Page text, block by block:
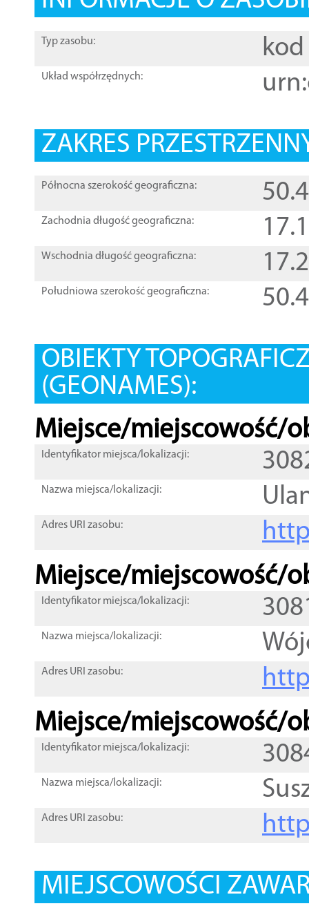
Typ zasobu: kod
Układ współrzędnych:
ZAKRES
Północna szerokość geograficzna:
Zachodnia długość geograficzna:
Wschodnia długość geograficzna:
Południowa szerokość geograficzna:
OBIEKTY
(GEONAMES):
Miejsce/miejscowość/
Identyfikator miejsca/lokalizacji:
Nazwa miejsca/lokalizacji:
Adres URI zasobu:
Miejsce/miejscowość/
Identyfikator miejsca/lokalizacji:
Nazwa miejsca/lokalizacji:
Adres URI zasobu:
Miejsce/miejscowość/
Identyfikator miejsca/lokalizacji:
Nazwa miejsca/lokalizacji:
Adres URI zasobu:
MIEJSCOWOŚCI